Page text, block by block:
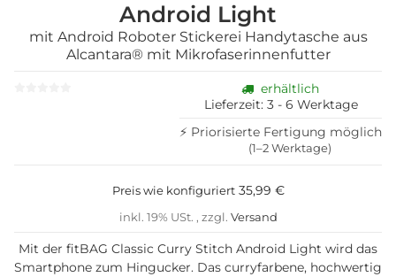
Android Light
mit Android Roboter Stickerei Handytasche aus
Alcantara® mit Mikrofaserinnenfutter
erhältlich
Lieferzeit: 3 - 6 Werktage
⚡ Priorisierte Fertigung möglich
(1–2 Werktage)
Preis wie konfiguriert 35,99 €
inkl. 19% USt. , zzgl. Versand
Mit der fitBAG Classic Curry Stitch Android Light wird das
Smartphone zum Hingucker. Das curryfarbene, hochwertig